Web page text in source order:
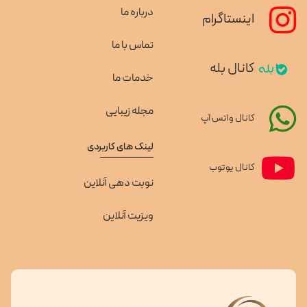
درباره ما
تماس با ما
خدمات ما
مجله زیبایی
لینک های کاربردی
نوبت دهی آنلاین
ویزیت آنلاین
اینستاگرام
کانال بله
کانال واتس آپ
کانال یوتوب